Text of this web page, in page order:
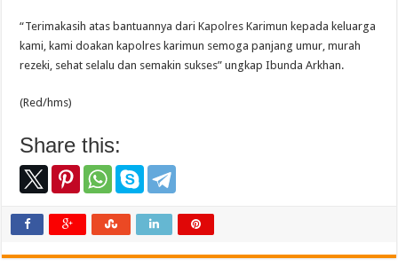
“Terimakasih atas bantuannya dari Kapolres Karimun kepada keluarga
kami, kami doakan kapolres karimun semoga panjang umur, murah
rezeki, sehat selalu dan semakin sukses” ungkap Ibunda Arkhan.
(Red/hms)
Share this: